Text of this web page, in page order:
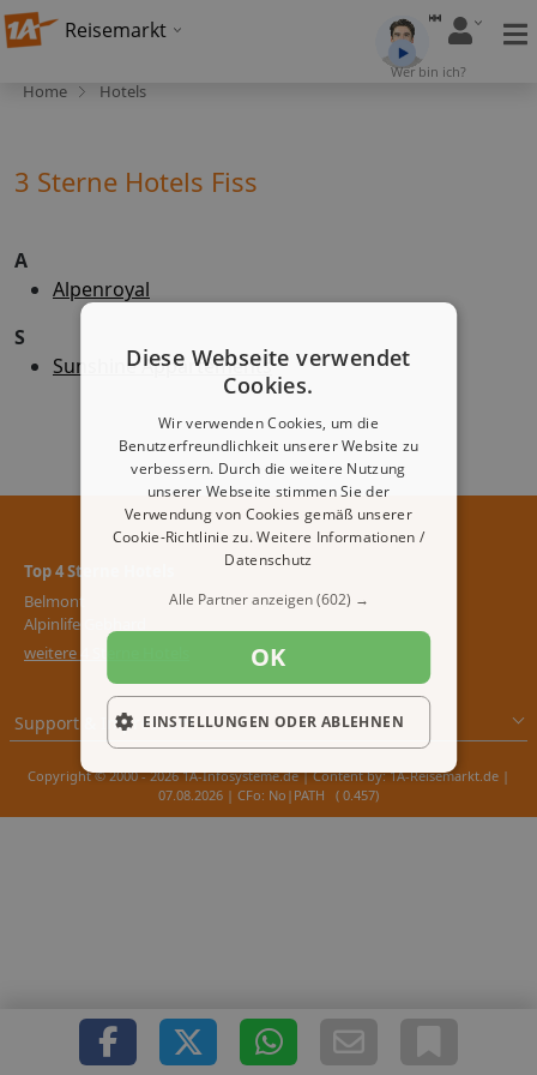
Reisemarkt
Wer bin ich?
Home Hotels
3 Sterne Hotels Fiss
A
Alpenroyal
S
Sunshine Appartements
Top 4 Sterne Hotels
Belmont
Alpinlife Gebhard
weitere 4 Sterne Hotels
Support & Impressum
Copyright © 2000 - 2026 1A-Infosysteme.de | Content by: 1A-Reisemarkt.de |
07.08.2026 | CFo: No|PATH ( 0.457)
Diese Webseite verwendet
Cookies.
Wir verwenden Cookies, um die
Benutzerfreundlichkeit unserer Website zu
verbessern. Durch die weitere Nutzung
unserer Webseite stimmen Sie der
Verwendung von Cookies gemäß unserer
Cookie-Richtlinie zu.Weitere Informationen /
Datenschutz
Alle Partner anzeigen(602) →
OK
EINSTELLUNGEN ODER ABLEHNEN